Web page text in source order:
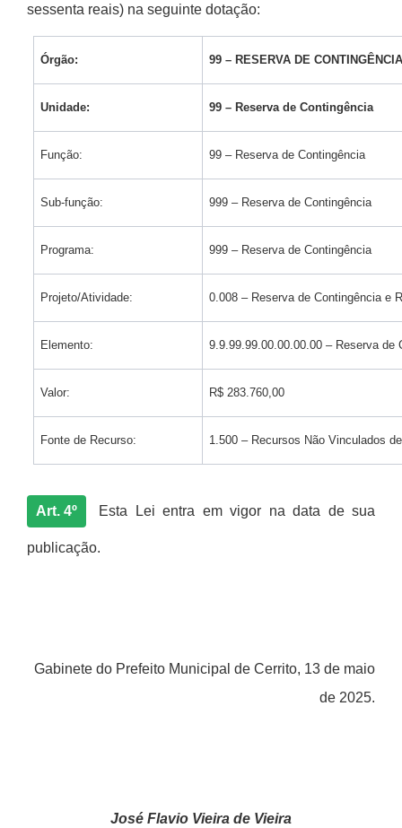
sessenta reais) na seguinte dotação:
Órgão: 99 – RESERVA DE
Unidade: 99 – Reserva de Contingência
Função: 99 – Reserva de Contingência
Sub-função: 999 – Reserva de Contingência
Programa: 999 – Reserva de Contingência
Projeto/Atividade: 0.008 – Reserva de Contingência e
Elemento: 9.9.99.99.00.00.00.00 – Reserva de
Valor: R$ 283.760,00
Fonte de Recurso: 1.500 – Recursos Não Vinculados
Art. 4º Esta Lei entra em vigor na data de sua
publicação.
Gabinete do Prefeito Municipal de Cerrito, 13 de maio
de 2025.
José Flavio Vieira de Vieira